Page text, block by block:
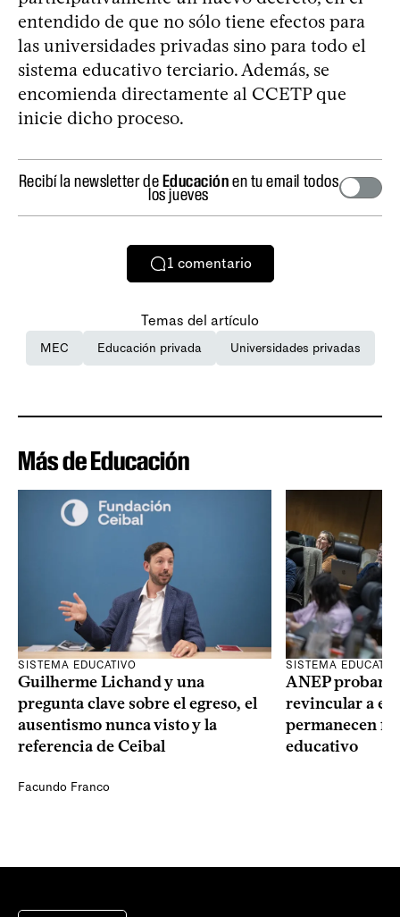
entendido de que no sólo tiene efectos para
las universidades privadas sino para todo el
sistema educativo terciario. Además, se
encomienda directamente al CCETP que
inicie dicho proceso.
Recibí la newsletter deEducaciónen tu email todos
los jueves
1 comentario
Temas del artículo
MEC Educación privada Universidades privadas
Más de Educación
SISTEMA EDUCATIVO
Guilherme Lichand y una
pregunta clave sobre el egreso, el
ausentismo nunca visto y la
referencia de Ceibal
Facundo Franco
SISTEMA
ANEP probará
revincular a
permanecen
educativo